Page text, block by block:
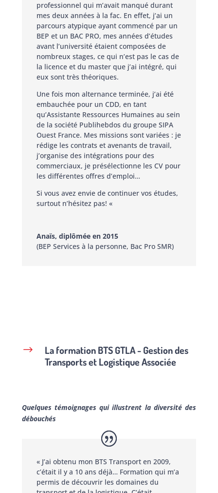
professionnel qui m’avait manqué durant
mes deux années à la fac. En effet, j’ai un
parcours atypique ayant commencé par un
BEP et un BAC PRO, mes années d’études
avant l’université étaient composées de
nombreux stages, ce qui n’est pas le cas de
la licence et du master que j’ai intégré, qui
eux sont très théoriques.
Une fois mon alternance terminée, j’ai été
embauchée pour un CDD, en tant
qu’Assistante Ressources Humaines au sein
de la société Publihebdos du groupe SIPA
Ouest France. Mes missions sont variées : je
rédige les contrats et avenants de travail,
j’organise des intégrations pour des
commerciaux, je présélectionne les CV pour
les différentes offres d’emploi…
Si vous avez envie de continuer vos études,
surtout n’hésitez pas! «
Anaïs, diplômée en 2015
(BEP Services à la personne, Bac Pro SMR)
$
La formation BTS GTLA - Gestion des
Transports et Logistique Associée
Quelques témoignages qui illustrent la diversité des
débouchés
« J’ai obtenu mon BTS Transport en 2009,
c’était il y a 10 ans déjà… Formation qui m’a
permis de découvrir les domaines du